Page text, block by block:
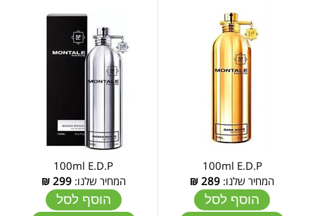
100ml E.D.P
המחיר שלנו: 289
₪
הוסף לסל
100ml E.D.P
המחיר שלנו:299
₪
הוסף לסל